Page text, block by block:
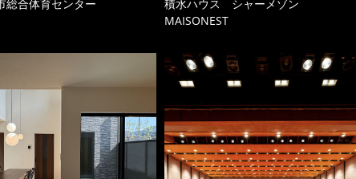
総合体育センター
積水ハウス シャーメゾン
MAISONEST